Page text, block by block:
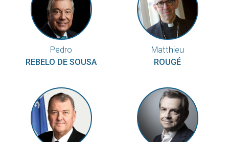
Pedro
REBELO DE SOUSA
Matthieu
ROUGÉ